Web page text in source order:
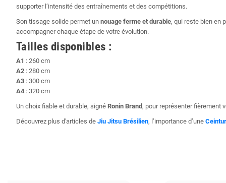
supporter l’intensité des entraînements et des compétitions.
Son tissage solide permet un nouage ferme et durable, qui reste bien en
accompagner chaque étape de votre évolution.
Tailles disponibles :
A1 : 260 cm
A2 : 280 cm
A3 : 300 cm
A4 : 320 cm
Un choix fiable et durable, signé Ronin Brand, pour représenter fièrement
Découvrez plus d'articles de Jiu Jitsu Brésilien, l’importance d’une